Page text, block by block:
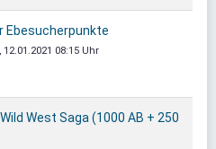
Ebesucherpunkte
, 12.01.2021 08:15 Uhr
West Saga (1000 AB + 250